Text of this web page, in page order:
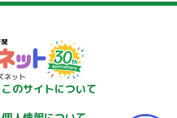
このサイトについて